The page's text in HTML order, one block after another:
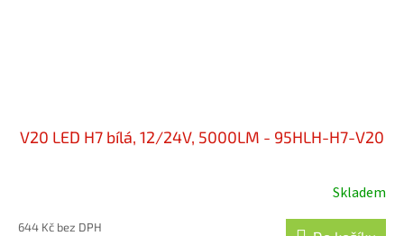
V20 LED H7 bílá, 12/24V, 5000LM - 95HLH-H7-V20
Skladem
644 Kč bez DPH